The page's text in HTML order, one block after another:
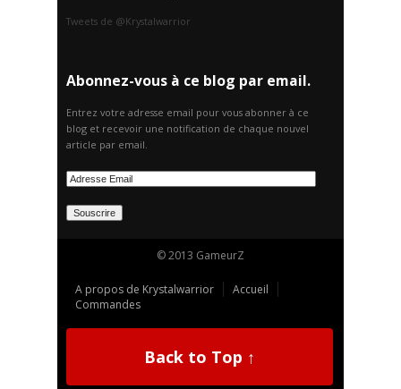
Tweets de @Krystalwarrior
Abonnez-vous à ce blog par email.
Entrez votre adresse email pour vous abonner à ce
blog et recevoir une notification de chaque nouvel
article par email.
© 2013 GameurZ
A propos de Krystalwarrior
Accueil
Commandes
Back to Top ↑